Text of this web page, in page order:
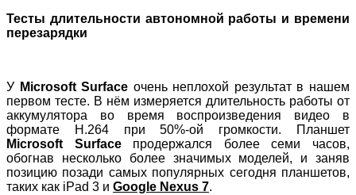
Тесты длительности автономной работы и времени
перезарядки
У Microsoft Surface очень неплохой результат в нашем
первом тесте. В нём измеряется длительность работы от
аккумулятора во время воспроизведения видео в
формате H.264 при 50%-ой громкости. Планшет
Microsoft Surfaceпродержался более семи часов,
обогнав несколько более значимых моделей, и заняв
позицию позади самых популярных сегодня планшетов,
таких как iPad 3 и Google Nexus 7.